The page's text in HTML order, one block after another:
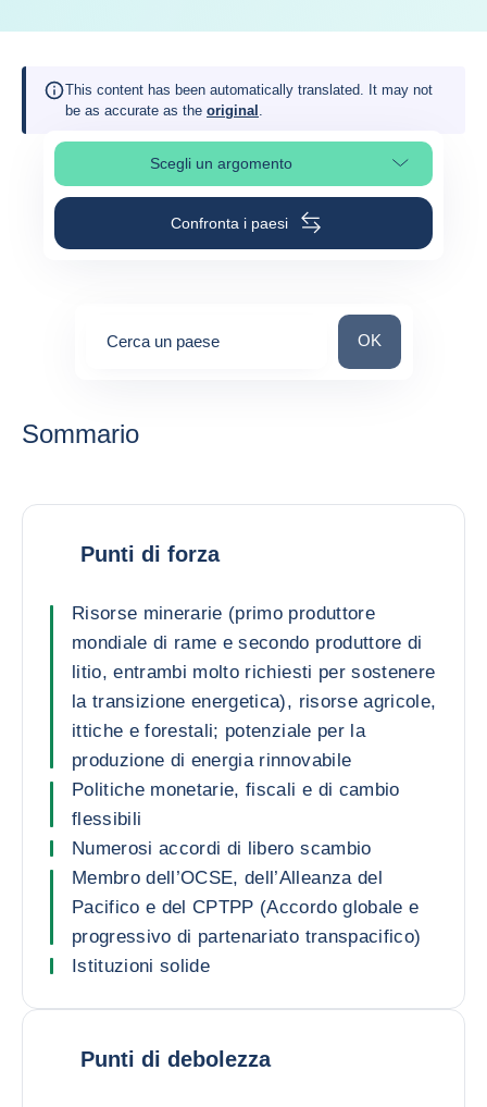
This content has been automatically translated. It may not
be as accurate as the original .
Scegli un argomento
Seleziona una sezione
Confronta i paesi
Cerca un paese Cerca un paese
OK
Sommario
Punti di forza
Risorse minerarie (primo produttore
mondiale di rame e secondo produttore di
litio, entrambi molto richiesti per sostenere
la transizione energetica), risorse agricole,
ittiche e forestali; potenziale per la
produzione di energia rinnovabile
Politiche monetarie, fiscali e di cambio
flessibili
Numerosi accordi di libero scambio
Membro dell’OCSE, dell’Alleanza del
Pacifico e del CPTPP (Accordo globale e
progressivo di partenariato transpacifico)
Istituzioni solide
Punti di debolezza